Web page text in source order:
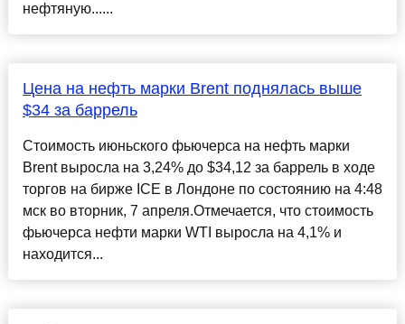
нефтяную......
Цена на нефть марки Brent поднялась выше
$34 за баррель
Стоимость июньского фьючерса на нефть марки
Brent выросла на 3,24% до $34,12 за баррель в ходе
торгов на бирже ICE в Лондоне по состоянию на 4:48
мск во вторник, 7 апреля.Отмечается, что стоимость
фьючерса нефти марки WTI выросла на 4,1% и
находится...